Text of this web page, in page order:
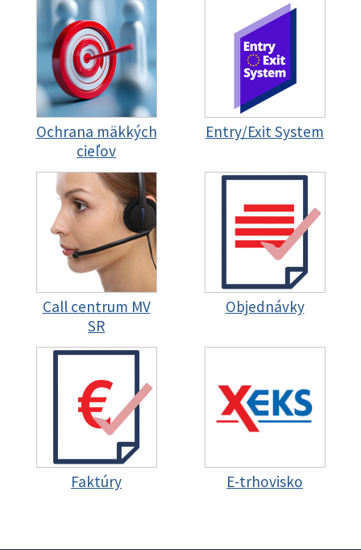
Ochrana mäkkých
cieľov
Entry/Exit System
Call centrum MV
SR
Objednávky
Faktúry E-trhovisko